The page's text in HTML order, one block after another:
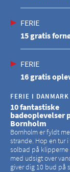
FERIE
15 gratis
FERIE
16 gratis
FERIE I DANMARK
10 fantastiske
badeoplevelser
Bornholm
Bornholm er fyldt
strande. Hop en tur i
solbad på klipperne
med udsigt over
giver dig 10 bud på